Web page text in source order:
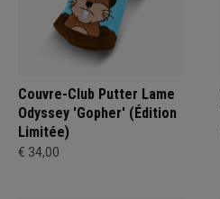
Couvre-Club Putter Lame
Odyssey 'Gopher' (Édition
Limitée)
€ 34,00